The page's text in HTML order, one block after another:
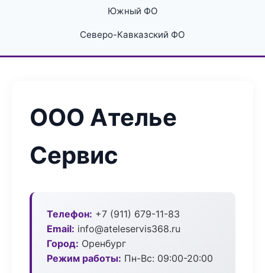
Южный ФО
Северо-Кавказский ФО
ООО Ателье
Сервис
Телефон: +7 (911) 679-11-83
Email: info@ateleservis368.ru
Город: Оренбург
Режим работы: Пн-Вс: 09:00-20:00